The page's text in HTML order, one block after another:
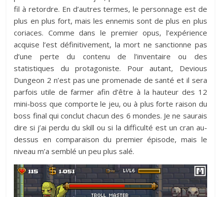
fil à retordre. En d’autres termes, le personnage est de
plus en plus fort, mais les ennemis sont de plus en plus
coriaces. Comme dans le premier opus, l’expérience
acquise l’est définitivement, la mort ne sanctionne pas
d’une perte du contenu de l’inventaire ou des
statistiques du protagoniste. Pour autant, Devious
Dungeon 2 n’est pas une promenade de santé et il sera
parfois utile de farmer afin d’être à la hauteur des 12
mini-boss que comporte le jeu, ou à plus forte raison du
boss final qui conclut chacun des 6 mondes. Je ne saurais
dire si j’ai perdu du skill ou si la difficulté est un cran au-
dessus en comparaison du premier épisode, mais le
niveau m’a semblé un peu plus salé.